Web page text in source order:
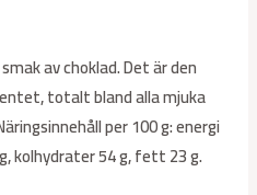
av choklad. Det är den
totalt bland alla mjuka
per 100 g: energi
kolhydrater 54 g, fett 23 g.